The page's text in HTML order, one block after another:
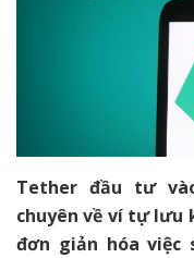
Tether đầu tư
chuyên về ví tự lưu
đơn giản hóa việc